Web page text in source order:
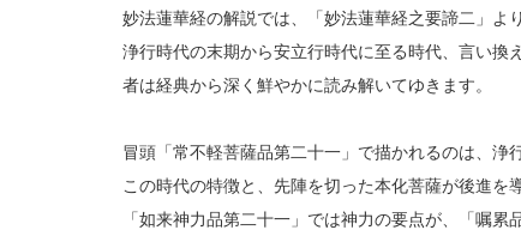
妙法蓮華経の解説では、「妙法蓮華経之要諦二」よ
浄行時代の末期から安立行時代に至る時代、言い
者は経典から深く鮮やかに読み解いてゆきます。
冒頭「常不軽菩薩品第二十一」で描かれるのは、浄
この時代の特徴と、先陣を切った本化菩薩が後進を
「如来神力品第二十一」では神力の要点が、「嘱